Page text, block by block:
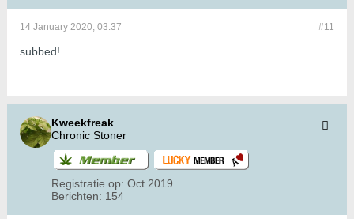
#11
14 January 2020, 03:37
subbed!
Kweekfreak
Chronic Stoner
Registratie op: Oct 2019
Berichten: 154